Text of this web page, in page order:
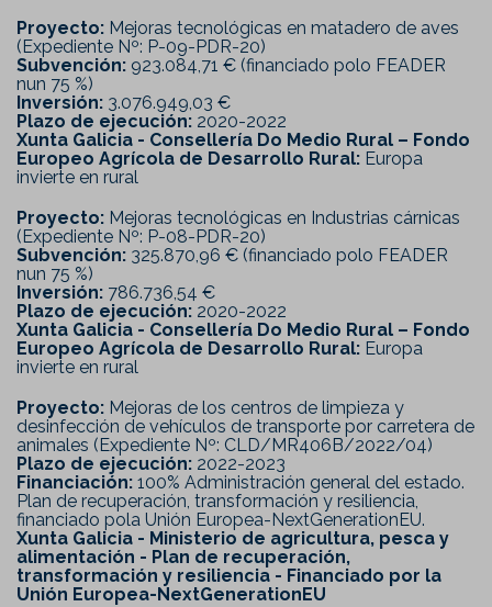
Proyecto: Mejoras tecnológicas en matadero de aves
(Expediente Nº: P-09-PDR-20)
Subvención: 923.084,71 € (financiado polo FEADER
nun 75 %)
Inversión: 3.076.949,03 €
Plazo de ejecución: 2020-2022
Xunta Galicia - Consellería Do Medio Rural – Fondo
Europeo Agrícola de Desarrollo Rural: Europa
invierte en rural
Proyecto: Mejoras tecnológicas en Industrias cárnicas
(Expediente Nº: P-08-PDR-20)
Subvención: 325.870,96 € (financiado polo FEADER
nun 75 %)
Inversión: 786.736,54 €
Plazo de ejecución: 2020-2022
Xunta Galicia - Consellería Do Medio Rural – Fondo
Europeo Agrícola de Desarrollo Rural: Europa
invierte en rural
Proyecto: Mejoras de los centros de limpieza y
desinfección de vehículos de transporte por carretera de
animales (Expediente Nº: CLD/MR406B/2022/04)
Plazo de ejecución: 2022-2023
Financiación: 100% Administración general del estado.
Plan de recuperación, transformación y resiliencia,
financiado pola Unión Europea-NextGenerationEU.
Xunta Galicia - Ministerio de agricultura, pesca y
alimentación - Plan de recuperación,
transformación y resiliencia - Financiado por la
Unión Europea-NextGenerationEU